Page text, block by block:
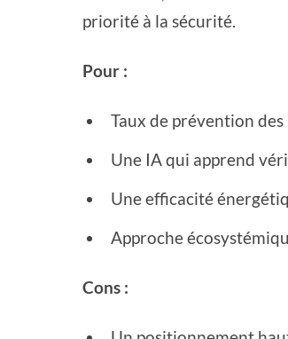
priorité à la sécurité.
Pour :
Taux de prévention
Une IA qui apprend
Une efficacité
Approche
Cons :